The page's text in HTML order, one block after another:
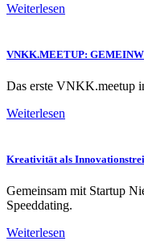
Weiterlesen
VNKK.MEETUP:
Das erste VNKK.meetup
Weiterlesen
Kreativität als
Gemeinsam mit Startup
Speeddating.
Weiterlesen